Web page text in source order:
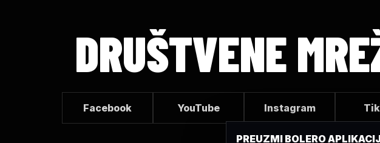
DRUŠTVENE
Facebook YouTube Instagram
PREUZMI BOLERO